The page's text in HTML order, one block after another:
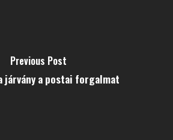
Previous Post
járvány a postai forgalmat